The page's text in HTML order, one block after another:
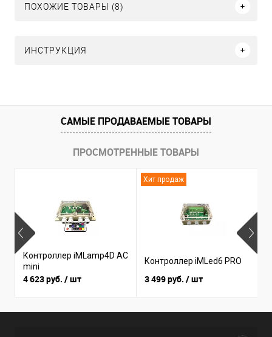
ПОХОЖИЕ ТОВАРЫ (8)
ИНСТРУКЦИЯ
САМЫЕ ПРОДАВАЕМЫЕ ТОВАРЫ
ПРОСМОТРЕННЫЕ ТОВАРЫ
Контроллер iMLamp4D AC
mini
4 623 руб. / шт
Хит продаж
Контроллер iMLed6 PRO
3 499 руб. / шт